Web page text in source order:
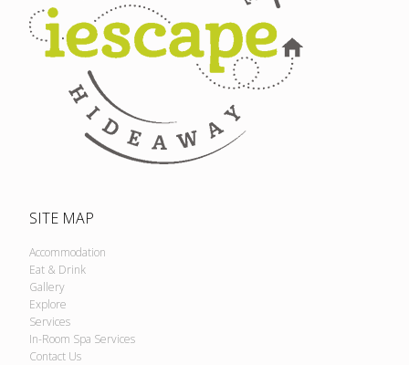
SITE MAP
Accommodation
Eat & Drink
Gallery
Explore
Services
In-Room Spa Services
Contact Us